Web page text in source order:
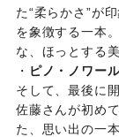
た“柔らかさ”が
を象徴する一本
な、ほっとする
・ ピノ・ノワー
そして、最後に
佐藤さんが初め
た、思い出の一